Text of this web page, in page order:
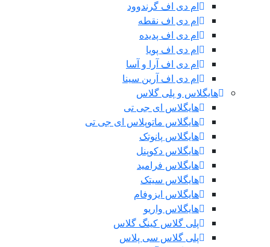
ام دی اف گرندوود
ام دی اف نقطه
ام دی اف پدیده
ام دی اف پویا
ام دی اف آرا و آسا
ام دی اف آرین سینا
هایگلاس و پلی گلاس
هایگلاس ای جی تی
هایگلاس ماتوپلاس ای جی تی
هایگلاس پانوتک
هایگلاس دکوپنل
هایگلاس فرامید
هایگلاس سیتک
هایگلاس ایزوفام
هایگلاس واریو
پلی گلاس کینگ گلاس
پلی گلاس سی پلاس